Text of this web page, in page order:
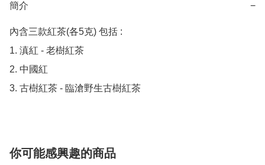
簡介 −
內含三款紅茶(各5克) 包括 :
1. 滇紅 - 老樹紅茶
2. 中國紅
3. 古樹紅茶 - 臨滄野生古樹紅茶
你可能感興趣的商品